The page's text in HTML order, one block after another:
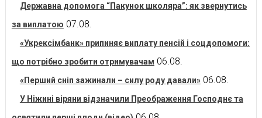
Державна допомога “Пакунок школяра”: як звернутись
за виплатою 07.08.
«Укрексімбанк» припиняє виплату пенсій і соцдопомоги:
що потрібно зробити отримувачам 06.08.
«Перший сніп зажинали – силу роду давали» 06.08.
У Ніжині віряни відзначили Преображення Господнє та